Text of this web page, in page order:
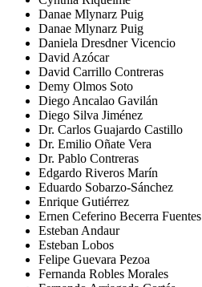
Danae Mlynarz Puig
Danae Mlynarz Puig
Daniela Dresdner Vicencio
David Azócar
David Carrillo Contreras
Demy Olmos Soto
Diego Ancalao Gavilán
Diego Silva Jiménez
Dr. Carlos Guajardo Castillo
Dr. Emilio Oñate Vera
Dr. Pablo Contreras
Edgardo Riveros Marín
Eduardo Sobarzo-Sánchez
Enrique Gutiérrez
Ernen Ceferino Becerra Fuentes
Esteban Andaur
Esteban Lobos
Felipe Guevara Pezoa
Fernanda Robles Morales